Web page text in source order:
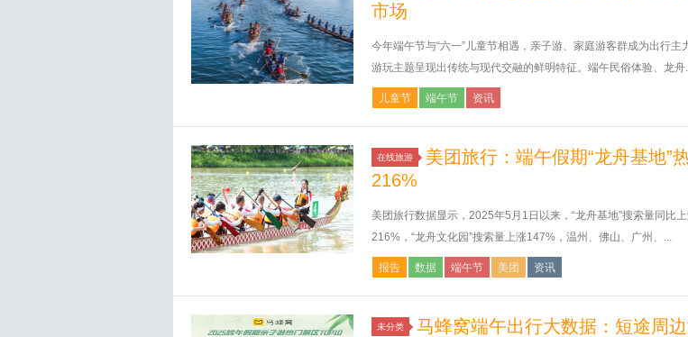
市场
今年端午节与“六一”儿童节相遇，亲子游、家庭游客群成为出行主
游玩主题呈现出传统与现代交融的鲜明特征。端午民俗体验、龙舟
儿童节 端午节 资讯
在线旅游
美团旅行：端午假期“龙舟基地”
216%
美团旅行数据显示，2025年5月1日以来，“龙舟基地”搜索量同比
216%，“龙舟文化园”搜索量上涨147%，温州、佛山、广州、...
报告 数据 端午节 美团 资讯
未分类
马蜂窝端午出行大数据：短途周